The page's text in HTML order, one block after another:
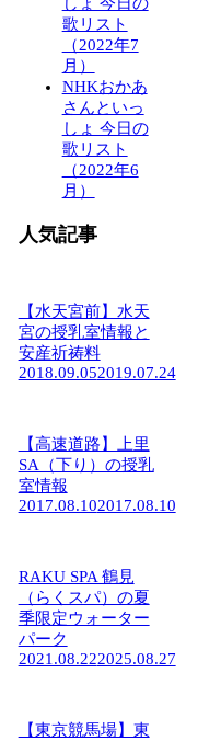
歌リスト
（2022年7
月）
NHKおかあ
さんといっ
しょ 今日の
歌リスト
（2022年6
月）
人気記事
【水天宮前】水天
宮の授乳室情報と
安産祈祷料
2018.09.052019.07.24
【高速道路】上里
SA（下り）の授乳
室情報
2017.08.102017.08.10
RAKU SPA 鶴見
（らくスパ）の夏
季限定ウォーター
パーク
2021.08.222025.08.27
【東京競馬場】東